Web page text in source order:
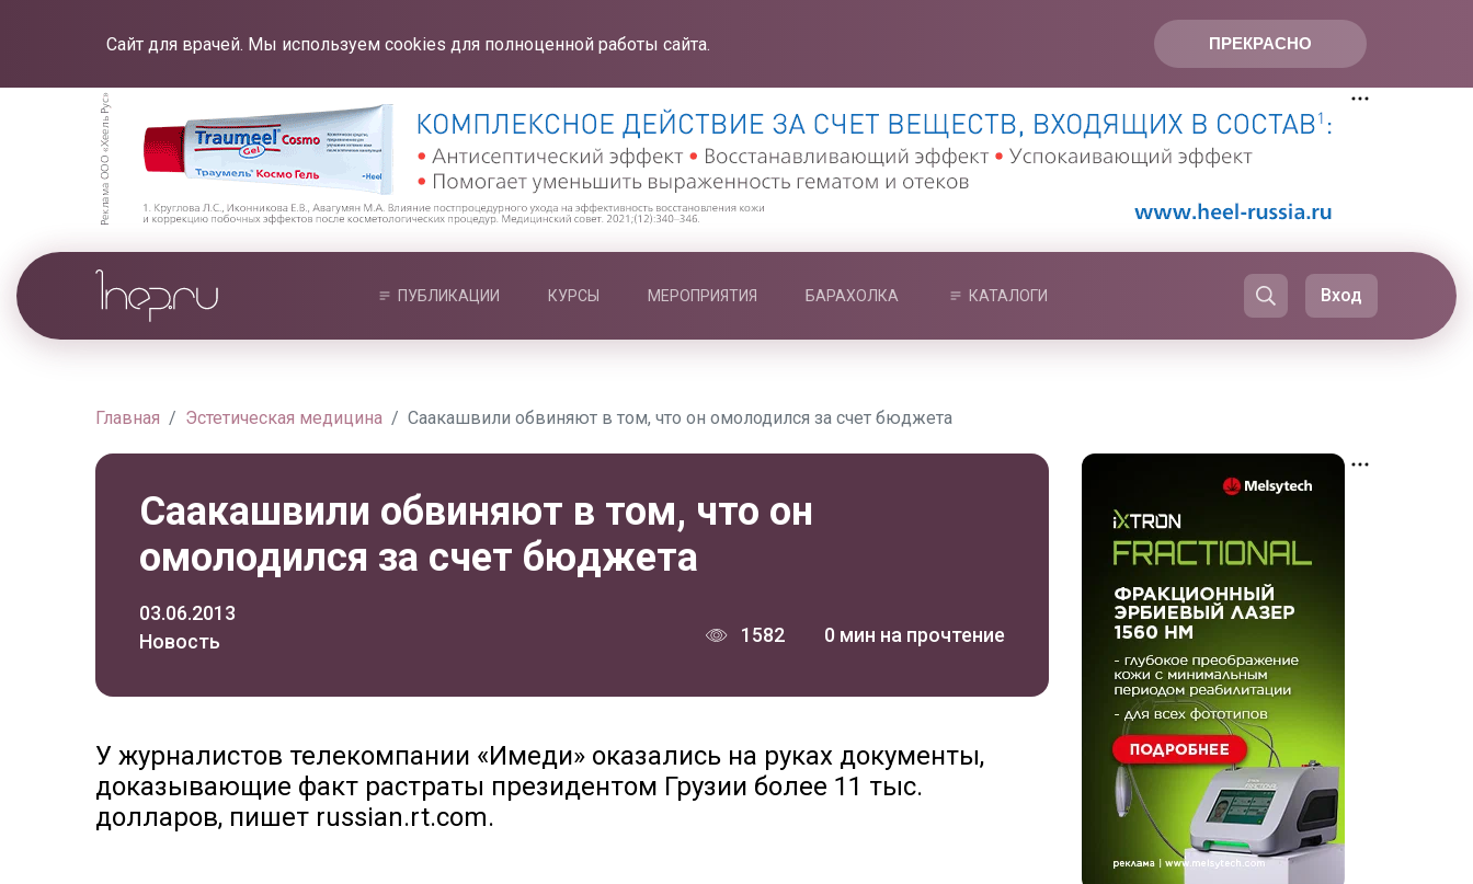
ПРЕКРАСНО
Сайт для врачей. Мы используем cookies для полноценной работы сайта.
ПУБЛИКАЦИИ КУРСЫ МЕРОПРИЯТИЯ БАРАХОЛКА КАТАЛОГИ Вход
Главная Эстетическая медицина Саакашвили обвиняют в том, что он омолодился за счет бюджета
Саакашвили обвиняют в том, что он
омолодился за счет бюджета
03.06.2013
Новость
1582 0 мин на прочтение
У журналистов телекомпании «Имеди» оказались на руках документы,
доказывающие факт растраты президентом Грузии более 11 тыс.
долларов, пишет russian.rt.com.